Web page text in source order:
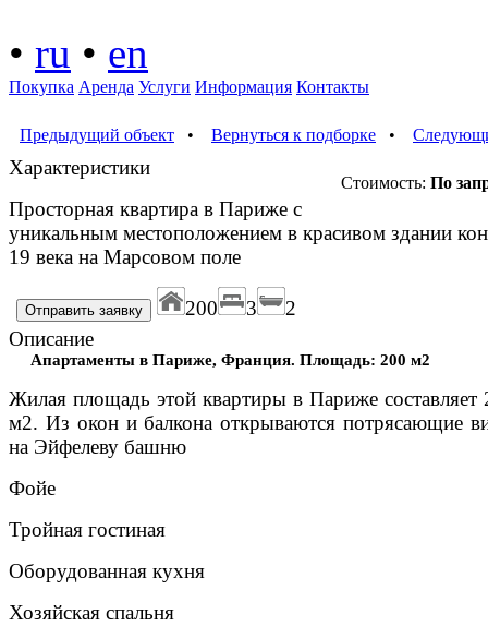
• ru • en
Покупка Аренда Услуги Информация Контакты
Предыдущий объект • Вернуться к подборке •
Стоимость: По
Характеристики
Просторная квартира в Париже с
уникальным местоположением в красивом здании
19 века на Марсовом поле
200 3
2
Описание
Апартаменты в Париже, Франция. Площадь: 200 м2
Жилая площадь этой квартиры в Париже составляет
м2. Из окон и балкона открываются потрясающие
на Эйфелеву башню
Фойе
Тройная гостиная
Оборудованная кухня
Хозяйская спальня